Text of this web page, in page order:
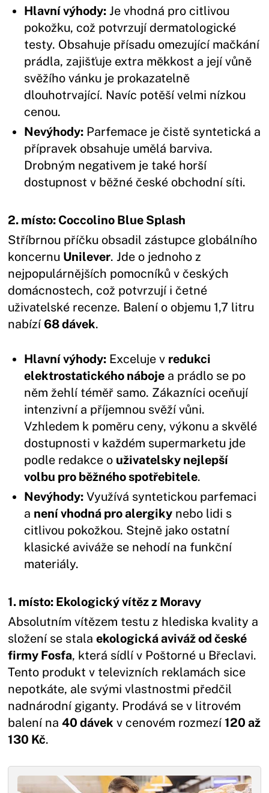
Hlavní výhody: Je vhodná pro citlivou
pokožku, což potvrzují dermatologické
testy. Obsahuje přísadu omezující mačkání
prádla, zajišťuje extra měkkost a její vůně
svěžího vánku je prokazatelně
dlouhotrvající. Navíc potěší velmi nízkou
cenou.
Nevýhody: Parfemace je čistě syntetická a
přípravek obsahuje umělá barviva.
Drobným negativem je také horší
dostupnost v běžné české obchodní síti.
2. místo: Coccolino Blue Splash
Stříbrnou příčku obsadil zástupce globálního
koncernu Unilever. Jde o jednoho z
nejpopulárnějších pomocníků v českých
domácnostech, což potvrzují i četné
uživatelské recenze. Balení o objemu 1,7 litru
nabízí 68 dávek.
Hlavní výhody: Exceluje v redukci
elektrostatického náboje a prádlo se po
něm žehlí téměř samo. Zákazníci oceňují
intenzivní a příjemnou svěží vůni.
Vzhledem k poměru ceny, výkonu a skvělé
dostupnosti v každém supermarketu jde
podle redakce o uživatelsky nejlepší
volbu pro běžného spotřebitele.
Nevýhody: Využívá syntetickou parfemaci
a není vhodná pro alergiky nebo lidi s
citlivou pokožkou. Stejně jako ostatní
klasické aviváže se nehodí na funkční
materiály.
1. místo: Ekologický vítěz z Moravy
Absolutním vítězem testu z hlediska kvality a
složení se stalaekologická aviváž od české
firmy Fosfa, která sídlí v Poštorné u Břeclavi.
Tento produkt v televizních reklamách sice
nepotkáte, ale svými vlastnostmi předčil
nadnárodní giganty. Prodává se v litrovém
balení na40 dávek v cenovém rozmezí120 až
130 Kč.